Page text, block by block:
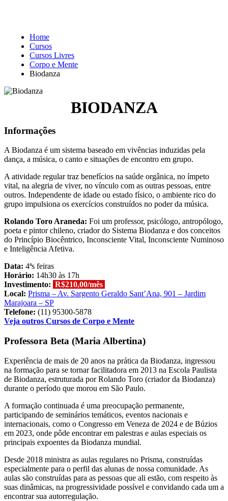
Home
Cursos
Cursos Livres
Corpo e Mente
Biodanza
BIODANZA
Informações
A Biodanza é um sistema baseado em vivências induzidas pela
dança, a música, o canto e situações de encontro em grupo.
A atividade regular traz benefícios na saúde orgânica, no ímpeto
vital, na alegria de viver, no vínculo com as outras pessoas, entre
outros. Independente de idade ou estado físico, o ambiente rico do
grupo impulsiona os exercícios construídos no poder da música.
Rolando Toro Araneda: Foi um professor, psicólogo, antropólogo,
poeta e pintor chileno, criador do Sistema Biodanza e dos conceitos
do Princípio Biocêntrico, Inconsciente Vital, Inconsciente Numinoso
e Inteligência Afetiva.
Data: 4ªs feiras
Horário: 14h30 às 17h
Investimento: R$210,00/mês
Local: Prisma – Av. Sargento Geraldo Sant’Ana, 901 – Jardim
Marajoara – SP
Telefone: (11) 95300-5878
Veja outros Cursos de Corpo e Mente
Professora Beta (Maria Albertina)
Experiência de mais de 20 anos na prática da Biodanza, ingressou
na formação para se tornar facilitadora em 2013 na Escola Paulista
de Biodanza, estruturada por Rolando Toro (criador da Biodanza)
durante o período que morou em São Paulo.
A formação continuada é uma preocupação permanente,
participando de seminários temáticos, eventos nacionais e
internacionais, como o Congresso em Veneza de 2024 e de Búzios
em 2023, onde pôde encontrar em palestras e aulas especiais os
principais expoentes da Biodanza mundial.
Desde 2018 ministra as aulas regulares no Prisma, construídas
especialmente para o perfil das alunas de nossa comunidade. As
aulas são construídas para as pessoas que ali estão, com respeito às
suas dinâmicas, na progressividade possível e convidando cada um a
encontrar sua autorregulação.